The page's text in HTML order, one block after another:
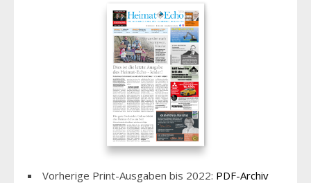
Vorherige Print-Ausgaben bis 2022: PDF-Archiv